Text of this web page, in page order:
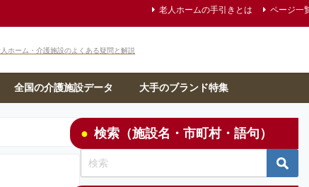
老人ホームの手引きとは ページ一
全国の介護施設データ 大手のブランド特集
検索（施設名・市町村・語句）